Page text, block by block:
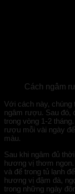
Cách ngâm
Với cách này, chúng
ngâm rượu. Sau đó,
trong vòng 1-2
rượu mỗi vài ngày
màu.
Sau khi ngâm đủ
hương vị thơm
và để trong tủ lạnh
hương vị đậm đà,
trong những ngày